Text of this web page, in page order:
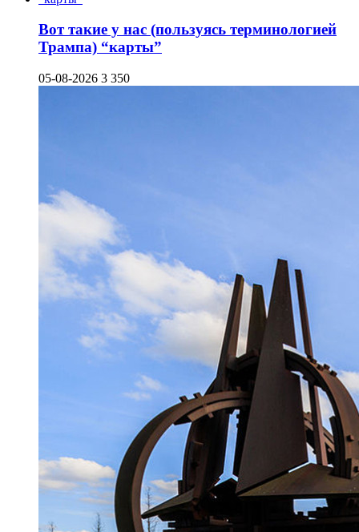
Вот такие у нас (пользуясь терминологией
Трампа) “карты”
05-08-2026 3 350